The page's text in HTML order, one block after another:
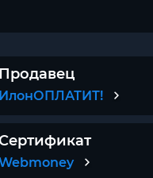
Продавец
ИлонОПЛАТИТ!